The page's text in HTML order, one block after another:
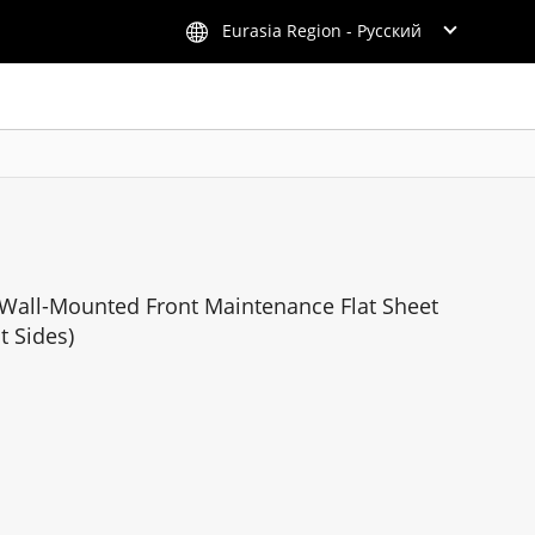
Eurasia Region - Русский
Mounted Front Maintenance Flat Sheet
Sides)